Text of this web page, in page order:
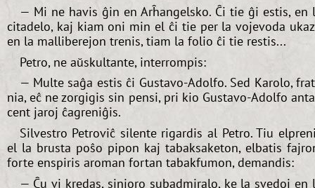
— Mi ne havis ĝin en Arĥangelsko. Ĉi tie ĝi estis, en
citadelo, kaj kiam oni min el ĉi tie per la vojevoda
en la malliberejon trenis, tiam la folio ĉi tie restis...
Petro, ne aŭskultante, interrompis:
— Multe saĝa estis ĉi Gustavo-Adolfo. Sed Karolo,
nia, eĉ ne zorgigis sin pensi, pri kio Gustavo-Adolfo
cent jaroj ĉagreniĝis.
Silvestro Petroviĉ silente rigardis al Petro. Tiu
el la brusta poŝo pipon kaj tabaksaketon, elbatis
forte enspiris aroman fortan tabakfumon, demandis:
— Ĉu vi kredas, sinjoro subadmiralo, ke la svedoj en